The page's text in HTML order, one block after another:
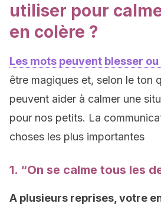
utiliser pour
en colère ?
Les mots peuvent blesser
être magiques et, selon le ton
peuvent aider à calmer une
pour nos petits. La
choses les plus importantes
1. “On se calme tous les
A plusieurs reprises, votre